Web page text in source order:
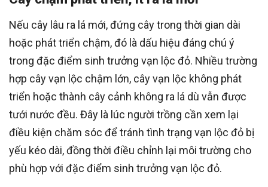
Nếu cây lâu ra lá mới, đứng cây trong thời gian dài
hoặc phát triển chậm, đó là dấu hiệu đáng chú ý
trong đặc điểm sinh trưởng vạn lộc đỏ. Nhiều trường
hợp cây vạn lộc chậm lớn, cây vạn lộc không phát
triển hoặc thành cây cảnh không ra lá dù vẫn được
tưới nước đều. Đây là lúc người trồng cần xem lại
điều kiện chăm sóc để tránh tình trạng vạn lộc đỏ bị
yếu kéo dài, đồng thời điều chỉnh lại môi trường cho
phù hợp với đặc điểm sinh trưởng vạn lộc đỏ.